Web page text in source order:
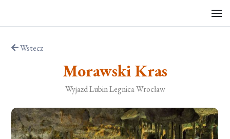
Wstecz
Morawski Kras
Wyjazd Lubin Legnica Wrocław